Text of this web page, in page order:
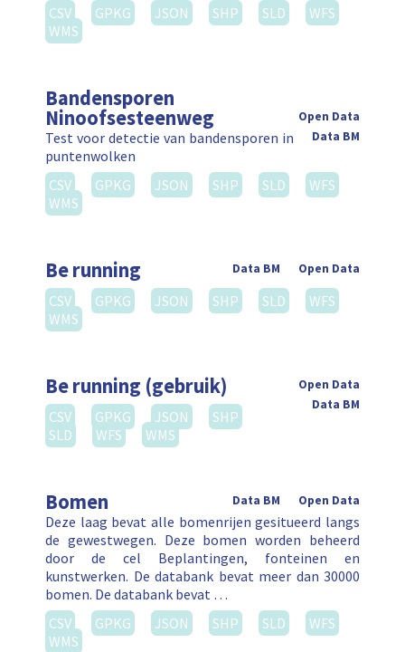
CSV GPKG JSON SHP SLD
WFS
WMS
Bandensporen
Ninoofsesteenweg
Open Data
Data BM
Test voor detectie van bandensporen in
puntenwolken
CSV
GPKG JSON SHP SLD
WFS
WMS
Be running Open Data
Data BM
CSV GPKG JSON SHP SLD
WFS
WMS
Be running (gebruik)
Open Data
Data BM
CSV GPKG JSON
SHP
SLD
WFS WMS
Bomen Open Data
Data BM
Deze laag bevat alle bomenrijen gesitueerd langs
de gewestwegen. Deze bomen worden beheerd
door de cel Beplantingen, fonteinen en
kunstwerken. De databank bevat meer dan 30000
bomen. De databank bevat …
CSV
GPKG JSON SHP SLD
WFS
WMS